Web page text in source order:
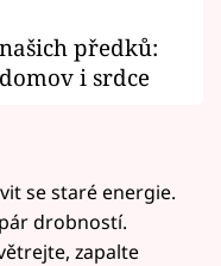
předků:
i srdce
se staré energie.
drobností.
zapalte